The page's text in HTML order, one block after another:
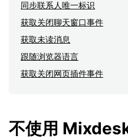
同步联系人唯一标识
获取关闭聊天窗口事件
获取未读消息
跟随浏览器语言
获取关闭网页插件事件
不使用